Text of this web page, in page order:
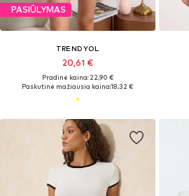
PASIŪLYMAS
TRENDYOL
20,61 €
Pradinė kaina: 22,90 €
Paskutinė mažiausia kaina:18,32 €